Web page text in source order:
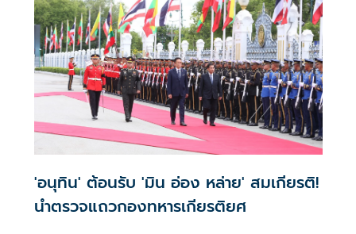
'อนุทิน' ต้อนรับ 'มิน อ่อง หล่าย' สมเกียรติ!
นำตรวจแถวกองทหารเกียรติยศ